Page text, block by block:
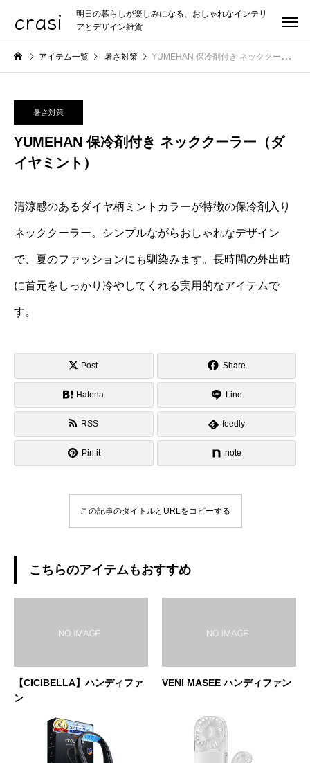
crasi
明日の暮らしが楽しみになる、おしゃれなインテリ
アとデザイン雑貨
アイテム一覧 暑さ対策 YUMEHAN 保冷剤付き ネッククーラー（ダイヤミント）
暑さ対策
YUMEHAN 保冷剤付き ネッククーラー（ダ
イヤミント）
清涼感のあるダイヤ柄ミントカラーが特徴の保冷剤入り
ネッククーラー。シンプルながらおしゃれなデザイン
で、夏のファッションにも馴染みます。長時間の外出時
に首元をしっかり冷やしてくれる実用的なアイテムで
す。
Post Share
Hatena Line
RSS feedly
Pin it note
この記事のタイトルとURLをコピーする
こちらのアイテムもおすすめ
【CICIBELLA】ハンディファ
ン
VENI MASEE ハンディファン